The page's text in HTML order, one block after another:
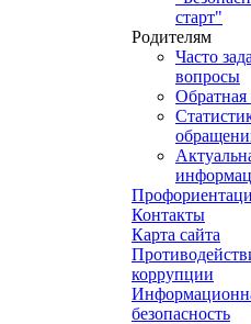
старт"
Родителям
Часто
вопросы
Обратная
Контакты
Карта сайта
коррупции
безопасность